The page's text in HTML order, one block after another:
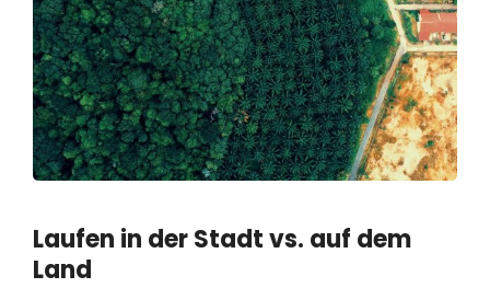
Laufen in der Stadt vs. auf dem
Land